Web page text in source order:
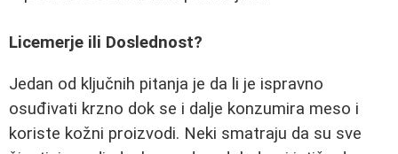
Licemerje ili Doslednost?
Jedan od ključnih pitanja je da li je ispravno
osuđivati krzno dok se i dalje konzumira meso i
koriste kožni proizvodi. Neki smatraju da su sve